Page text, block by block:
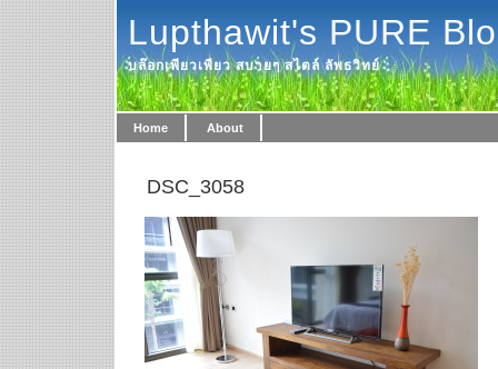
Lupthawit's PURE
บล๊อกเพียวเพียว สบายๆ สไตล์ ลัพธวิทย์
Home About
DSC_3058